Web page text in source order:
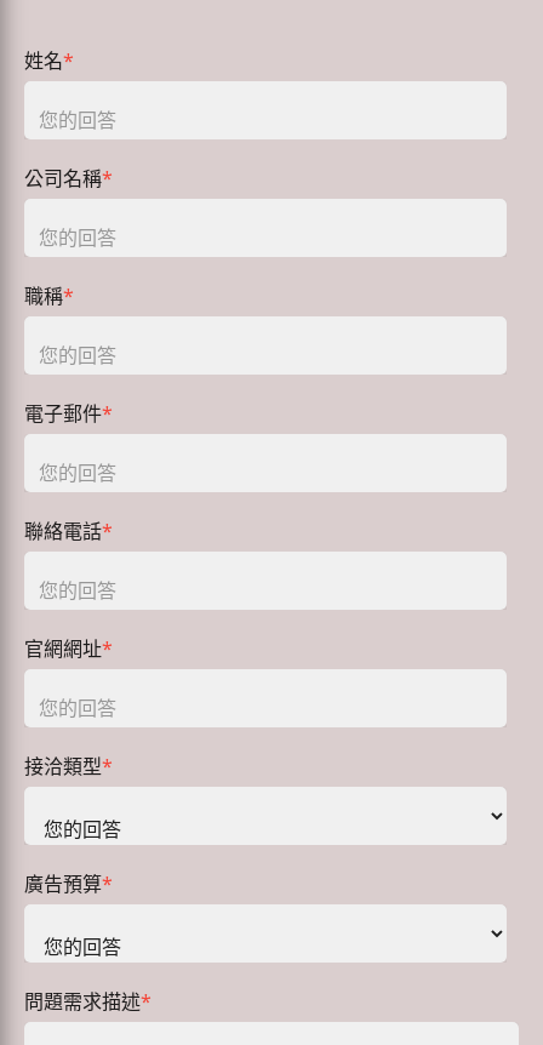
姓名*
公司名稱*
職稱*
電子郵件*
聯絡電話*
官網網址*
接洽類型*
廣告預算*
問題需求描述*